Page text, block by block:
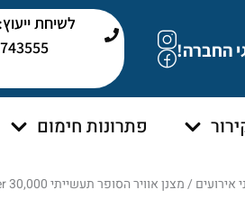
החברה!
פתרונות חימום
אירועים / מצנן אוויר הסופר תעשייתי Colder 30,000